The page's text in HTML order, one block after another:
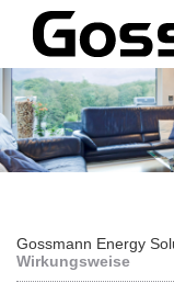
Gossmann Energy
Wirkungsweise